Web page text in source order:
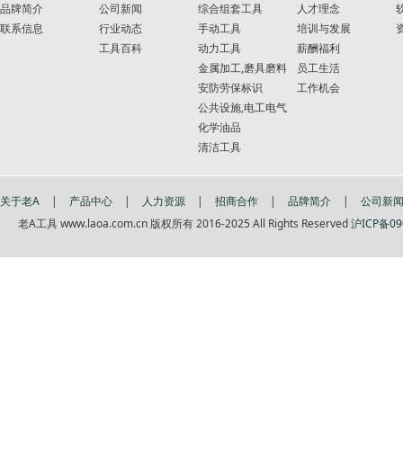
品牌简介
联系信息
公司新闻
行业动态
工具百科
综合组套工具
手动工具
动力工具
金属加工,磨具磨料
安防劳保标识
公共设施,电工电气
化学油品
清洁工具
人才理念
培训与发展
薪酬福利
员工生活
工作机会
关于老A | 产品中心 | 人力资源 | 招商合作 | 品牌简介 |
公司新闻
老A工具 www.laoa.com.cn 版权所有 2016-2025 All Rights Reserved沪ICP备